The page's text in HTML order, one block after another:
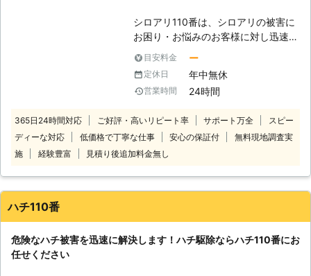
シロアリ110番は、シロアリの被害に
お困り・お悩みのお客様に対し迅速な
対応をさせていただいております。
シロアリは一匹でもいたら3万匹はい
ると言われています。もしも家の中や
お庭などでシロアリを見かけた際は被
い。駆除が遅れると、さらに被害が拡
大します。シロアリ110番では全国数
多くの加盟店と提携していますので、
経験と実績が豊富だから、これまでに
ら、施工に必要な時間も短縮。そし
て、常にお客様目線での作業を心掛け
目安料金 ー
定休日 年中無休
営業時間 24時間
365日24時間対応 ご好評・高いリピート率 サポート万全
スピー
ディーな対応
低価格で丁寧な仕事 安心の保証付
無料現地調査実
施
経験豊富 見積り後追加料金無し
ハチ110番
危険なハチ被害を迅速に解決します！ハチ駆除ならハチ110番にお
任せください